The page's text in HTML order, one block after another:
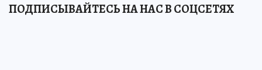
ПОДПИСЫВАЙТЕСЬ НА НАС В СОЦСЕТЯХ